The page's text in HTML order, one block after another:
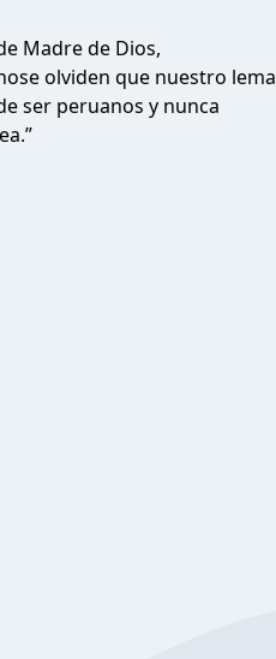
Madre de Dios,
olviden que nuestro lema
ser peruanos y nunca